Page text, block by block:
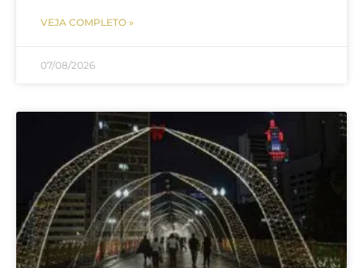
VEJA COMPLETO »
07/08/2026